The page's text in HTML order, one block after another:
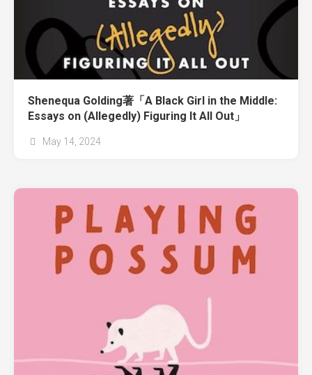
Shenequa Golding著「A Black Girl in the Middle:
Essays on (Allegedly) Figuring It All Out」
May 14, 2024